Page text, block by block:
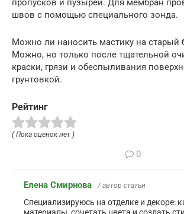
швов с помощью специального зонда.
Можно ли наносить мастику на старый
Можно, но только после тщательной
краски, грязи и обеспыливания
грунтовкой.
Рейтинг
( Пока оценок нет )
0
Елена Смирнова / автор статьи
Специализируюсь на отделке и декоре: